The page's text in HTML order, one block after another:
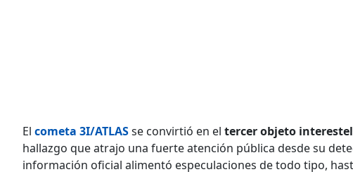
El cometa 3I/ATLASse convirtió en el tercer objeto
hallazgo que atrajo una fuerte atención pública desde su
información oficial alimentó especulaciones de todo tipo,